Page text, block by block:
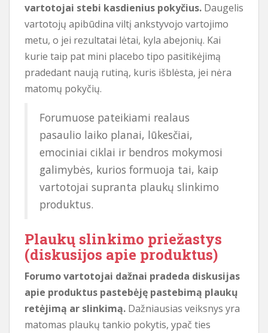
vartotojai stebi kasdienius pokyčius. Daugelis
vartotojų apibūdina viltį ankstyvojo vartojimo
metu, o jei rezultatai lėtai, kyla abejonių. Kai
kurie taip pat mini placebo tipo pasitikėjimą
pradedant naują rutiną, kuris išblėsta, jei nėra
matomų pokyčių.
Forumuose pateikiami realaus
pasaulio laiko planai, lūkesčiai,
emociniai ciklai ir bendros mokymosi
galimybės, kurios formuoja tai, kaip
vartotojai supranta plaukų slinkimo
produktus.
Plaukų slinkimo priežastys
(diskusijos apie produktus)
Forumo vartotojai dažnai pradeda diskusijas
apie produktus pastebėję pastebimą plaukų
retėjimą ar slinkimą. Dažniausias veiksnys yra
matomas plaukų tankio pokytis, ypač ties